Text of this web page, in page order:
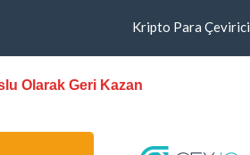
Kripto Para Çevirici
Olarak Geri Kazan